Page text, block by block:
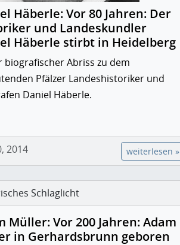
Häberle: Vor 80 Jahren: Der
und Landeskundler
Häberle stirbt in Heidelberg
biografischer Abriss zu dem
Pfälzer Landeshistoriker und
Daniel Häberle.
2014 weiterlesen »
Schlaglicht
Müller: Vor 200 Jahren: Adam
in Gerhardsbrunn geboren